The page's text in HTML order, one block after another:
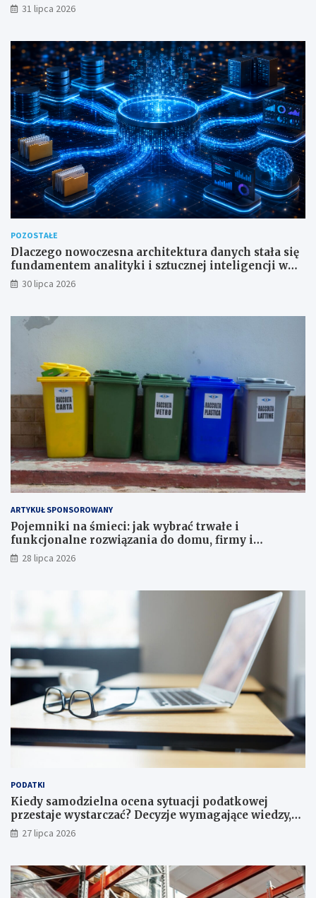
31 lipca 2026
POZOSTAŁE
Dlaczego nowoczesna architektura danych stała się
fundamentem analityki i sztucznej inteligencji w
przedsiębiorstwach?
30 lipca 2026
ARTYKUŁ SPONSOROWANY
Pojemniki na śmieci: jak wybrać trwałe i
funkcjonalne rozwiązania do domu, firmy i
instytucji
28 lipca 2026
PODATKI
Kiedy samodzielna ocena sytuacji podatkowej
przestaje wystarczać? Decyzje wymagające wiedzy,
której nie zastąpi internet
27 lipca 2026